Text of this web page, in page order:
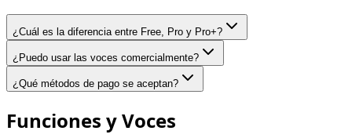
¿Cuál es la diferencia entre Free, Pro y Pro+?
¿Puedo usar las voces comercialmente?
¿Qué métodos de pago se aceptan?
Funciones y Voces